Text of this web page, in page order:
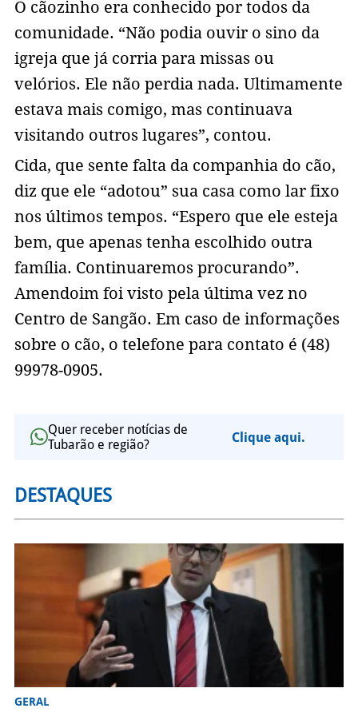
O cãozinho era conhecido por todos da
comunidade. “Não podia ouvir o sino da
igreja que já corria para missas ou
velórios. Ele não perdia nada. Ultimamente
estava mais comigo, mas continuava
visitando outros lugares”, contou.
Cida, que sente falta da companhia do cão,
diz que ele “adotou” sua casa como lar fixo
nos últimos tempos. “Espero que ele esteja
bem, que apenas tenha escolhido outra
família. Continuaremos procurando”.
Amendoim foi visto pela última vez no
Centro de Sangão. Em caso de informações
sobre o cão, o telefone para contato é (48)
99978-0905.
Quer receber notícias de
Tubarão e região?
Clique aqui.
DESTAQUES
GERAL